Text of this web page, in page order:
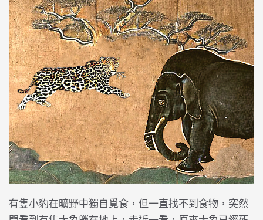
有隻小豹在曠野中獨自覓食，但一直找不到食物，突然